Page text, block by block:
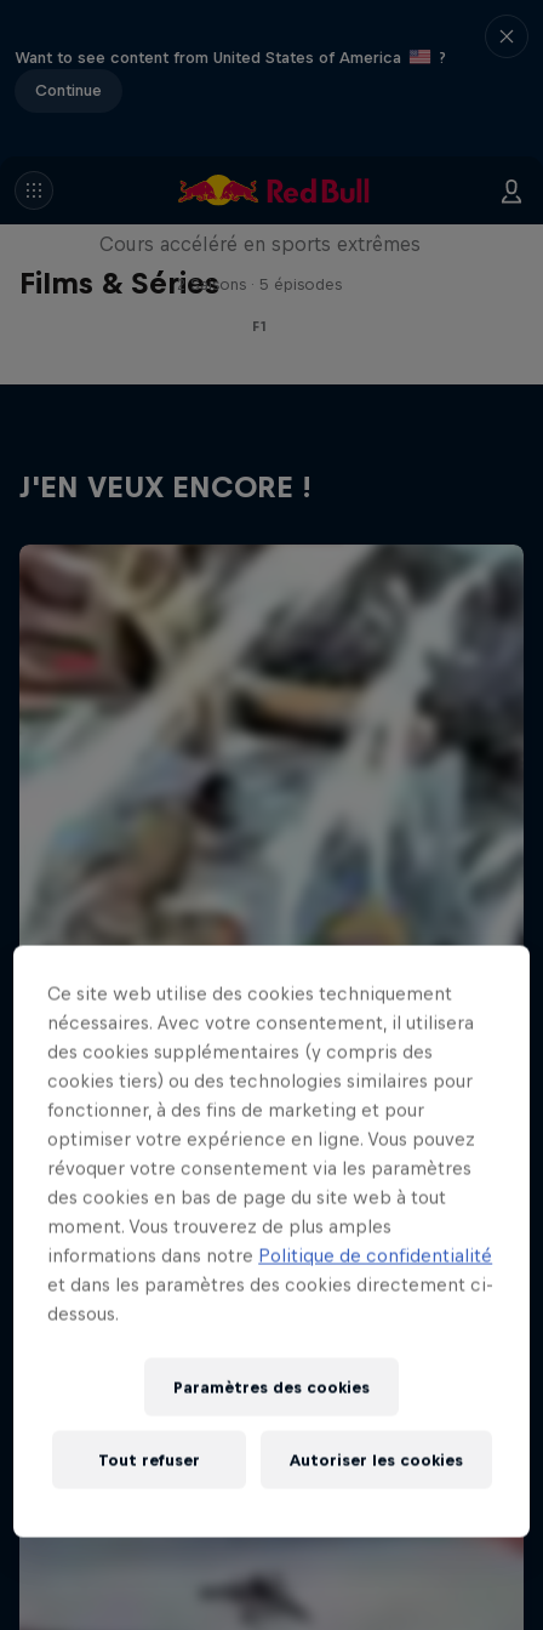
Want to see content from United States of America
?
Continue
Films & Séries
ABC of...
Cours accéléré en sports extrêmes
2 Saisons · 5 épisodes
F1
J'EN VEUX ENCORE !
All Day SJ
Accompagnez Scotty James dans son voyage
1 Saison · 4 épisodes
SNOWBOARD
ABC of...
Cours accéléré en sports extrêmes
2 Saisons · 5 épisodes
Ce site web utilise des cookies techniquement
nécessaires. Avec votre consentement, il utilisera
des cookies supplémentaires (y compris des
cookies tiers) ou des technologies similaires pour
fonctionner, à des fins de marketing et pour
optimiser votre expérience en ligne. Vous pouvez
révoquer votre consentement via les paramètres
des cookies en bas de page du site web à tout
moment. Vous trouverez de plus amples
informations dans notre Politique de confidentialité
et dans les paramètres des cookies directement ci-
dessous.
Paramètres des cookies
Tout refuser Autoriser les cookies